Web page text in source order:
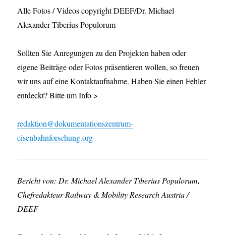
Alle Fotos / Videos copyright DEEF/Dr. Michael
Alexander Tiberius Populorum
Sollten Sie Anregungen zu den Projekten haben oder
eigene Beiträge oder Fotos präsentieren wollen, so freuen
wir uns auf eine Kontaktaufnahme. Haben Sie einen Fehler
entdeckt? Bitte um Info >
redaktion@dokumentationszentrum-
eisenbahnforschung.org
Bericht von: Dr. Michael Alexander Tiberius Populorum,
Chefredakteur Railway & Mobility Research Austria /
DEEF